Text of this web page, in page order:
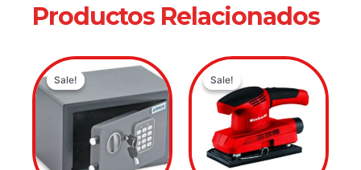
Productos Relacionados
Sale!
Sale!
Original
price
was:
$179,900.00.
Current
price
is:
$139,900.00.
Sale!
Sale!
Original
price
was:
Current
price
is: